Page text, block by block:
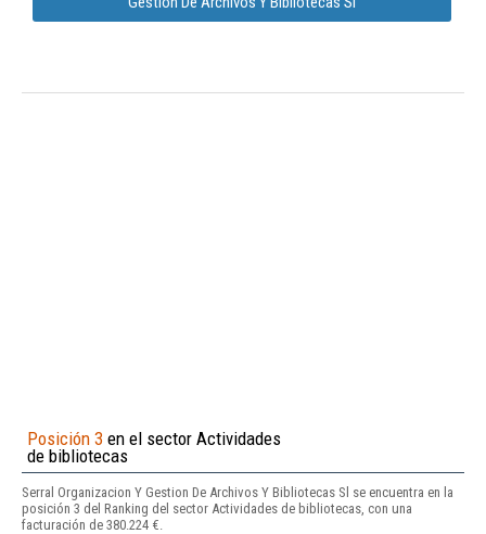
Posición 3 en el sector Actividades
de bibliotecas
Serral Organizacion Y Gestion De Archivos Y Bibliotecas Sl se encuentra en la
posición 3 del Ranking del sector Actividades de bibliotecas, con una
facturación de 380.224 €.